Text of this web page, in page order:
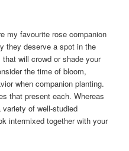
my favourite rose companion
they deserve a spot in the
that will crowd or shade your
the time of bloom,
when companion planting.
that present each. Whereas
of well-studied
intermixed together with your